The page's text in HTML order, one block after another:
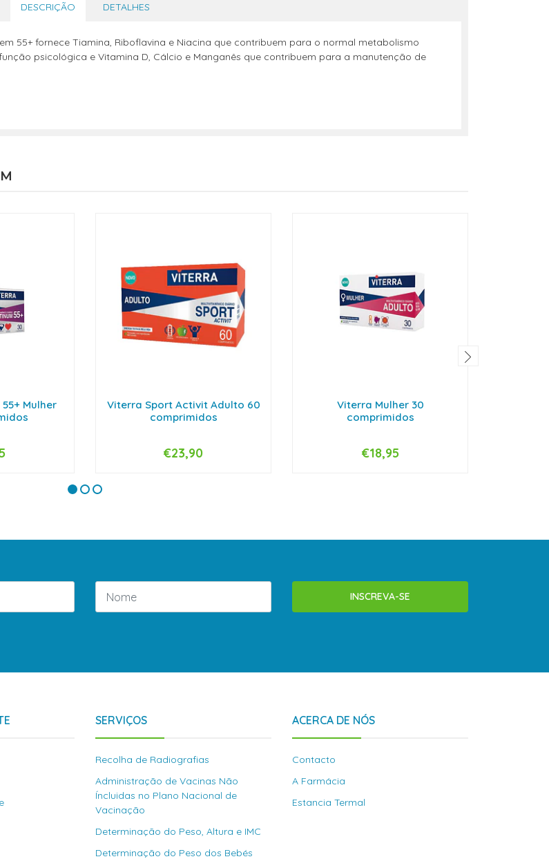
DESCRIÇÃO DETALHES
55+ fornece Tiamina, Riboflavina e Niacina que contribuem para o normal metabolismo
psicológica e Vitamina D, Cálcio e Manganês que contribuem para a manutenção de
Mulher
Viterra Sport Activit Adulto 60
comprimidos
+
€23,90
Viterra Mulher 30
comprimidos
+
€18,95
INSCREVA-SE
SERVIÇOS
Recolha de Radiografias
Administração de Vacinas Não
Íncluidas no Plano Nacional de
Vacinação
Determinação do Peso, Altura e IMC
Determinação do Peso dos Bebés
ACERCA DE NÓS
Contacto
A Farmácia
Estancia Termal